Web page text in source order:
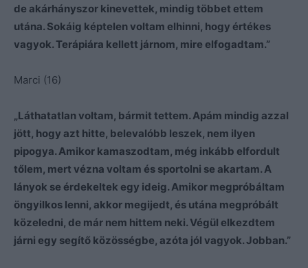
de akárhányszor kinevettek, mindig többet ettem
utána. Sokáig képtelen voltam elhinni, hogy értékes
vagyok. Terápiára kellett járnom, mire elfogadtam.”
Marci (16)
„Láthatatlan voltam, bármit tettem. Apám mindig azzal
jött, hogy azt hitte, belevalóbb leszek, nem ilyen
pipogya. Amikor kamaszodtam, még inkább elfordult
tőlem, mert vézna voltam és sportolni se akartam. A
lányok se érdekeltek egy ideig. Amikor megpróbáltam
öngyilkos lenni, akkor megijedt, és utána megpróbált
közeledni, de már nem hittem neki. Végül elkezdtem
járni egy segítő közösségbe, azóta jól vagyok. Jobban.”